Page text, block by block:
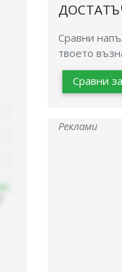
Сравни
твоето
Сравни
Реклами